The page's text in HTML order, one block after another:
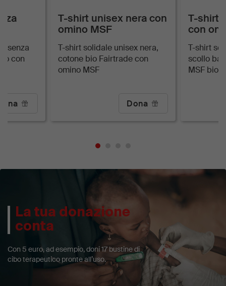
senza
con
T-shirt unisex nera con
omino MSF
T-shirt solidale unisex nera,
cotone bio Fairtrade con
omino MSF
Dona
T-shirt
con
T-shirt
scollo
MSF bio
La tua donazione
conta
Con 5 euro, ad esempio, doni 17 bustine di
cibo terapeutico pronte all’uso.